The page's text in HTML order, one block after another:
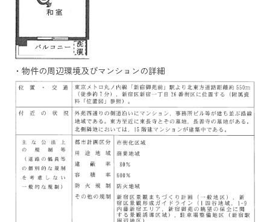
・物件の周辺環境及びマンションの詳細